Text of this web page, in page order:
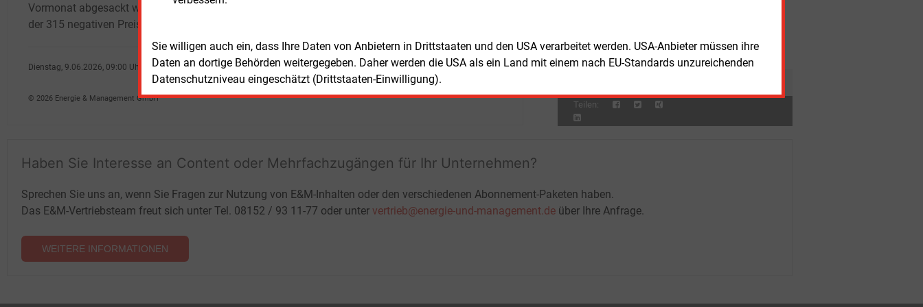
Sie willigen auch ein, dass Ihre Daten von Anbietern in Drittstaaten und den USA verarbeitet werden. USA-Anbieter müssen ihre
Daten an dortige Behörden weitergegeben. Daher werden die USA als ein Land mit einem nach EU-Standards unzureichenden
Datenschutzniveau eingeschätzt (Drittstaaten-Einwilligung).
Vormonat abgesackt waren, sind im Mai trotz
der 315 negativen Preise deutlich gestiegen.
Dienstag, 9.06.2026, 09:00 Uhr
© 2026 Energie & Management GmbH
EVM-Vorstand widerspricht BNE-Kritik
an Netzrenditen
Teilen:
Haben Sie Interesse an Content oder Mehrfachzugängen für Ihr Unternehmen?
Sprechen Sie uns an, wenn Sie Fragen zur Nutzung von E&M-Inhalten oder den verschiedenen Abonnement-Paketen haben.
Das E&M-Vertriebsteam freut sich unter Tel. 08152 / 93 11-77 oder unter vertrieb@energie-und-management.de über Ihre Anfrage.
WEITERE INFORMATIONEN